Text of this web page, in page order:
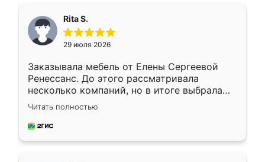
Rita S.
29 июля 2026
Заказывала мебель от Елены Сергеевой
Ренессанс. До этого рассматривала
несколько компаний, но в итоге выбрала
эту. Сначала обговорили условия, потом
приехал замерщик, всё спокойно объяснил
и снял размеры. Изготовили в срок, с
Читать полностью